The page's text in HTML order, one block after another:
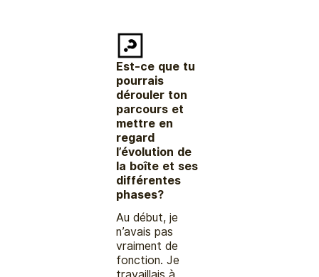
Est-ce que tu
pourrais
dérouler ton
parcours et
mettre en
regard
l’évolution de
la boîte et ses
différentes
phases?
Au début, je
n’avais pas
vraiment de
fonction. Je
travaillais à